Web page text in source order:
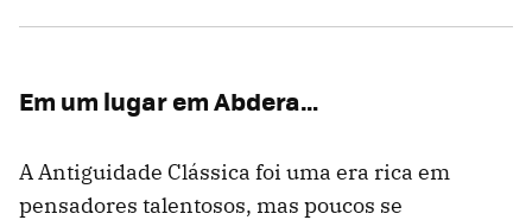
Em um lugar em Abdera…
A Antiguidade Clássica foi uma era rica em
pensadores talentosos, mas poucos se